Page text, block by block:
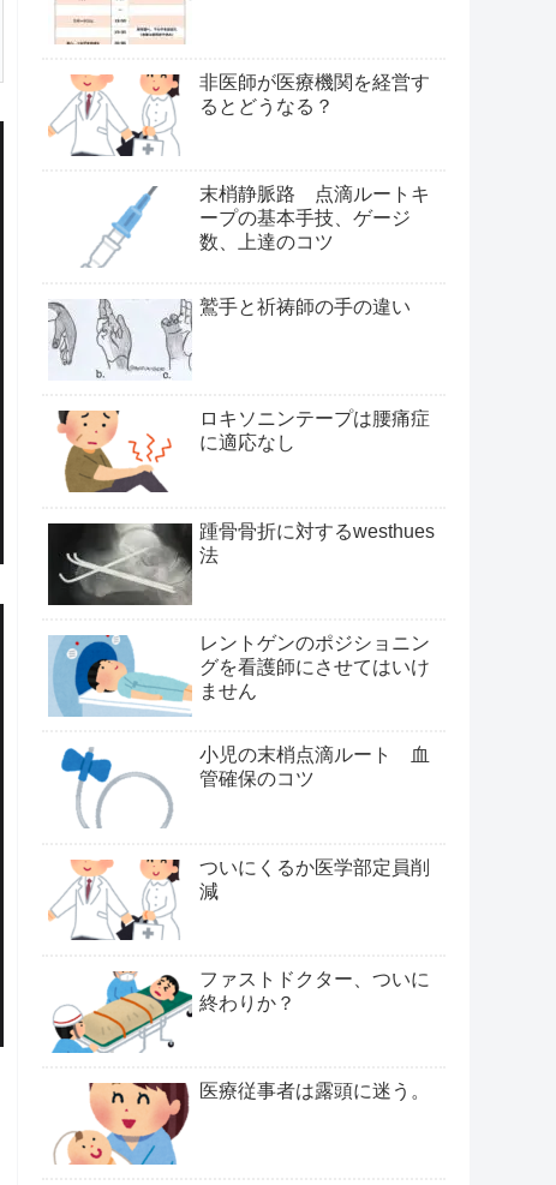
非医師が医療機関を経営す
るとどうなる？
末梢静脈路 点滴ルートキ
ープの基本手技、ゲージ
数、上達のコツ
鷲手と祈祷師の手の違い
ロキソニンテープは腰痛症
に適応なし
踵骨骨折に対するwesthues
法
レントゲンのポジショニン
グを看護師にさせてはいけ
ません
小児の末梢点滴ルート 血
管確保のコツ
ついにくるか医学部定員削
減
ファストドクター、ついに
終わりか？
医療従事者は露頭に迷う。